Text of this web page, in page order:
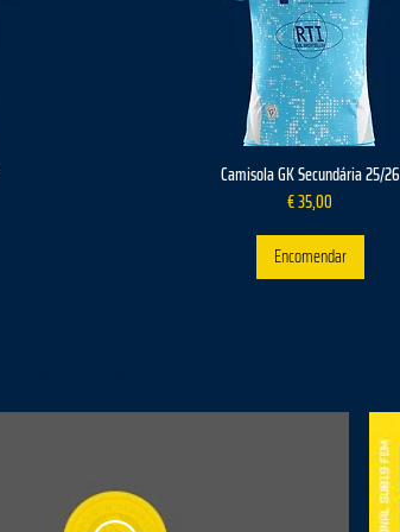
Camisola GK Secundária 25/26
Preço
€ 35,00
Encomendar